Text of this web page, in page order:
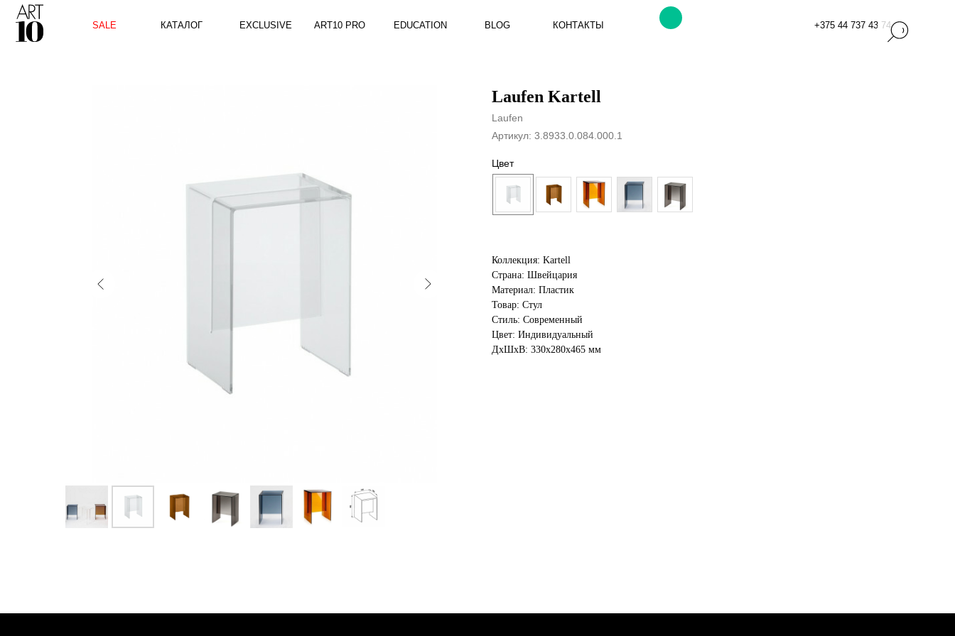
SALE EXCLUSIVE ART10 PRO EDUCATION
КАТАЛОГ BLOG КОНТАКТЫ
Laufen Kartell
Laufen
Артикул: 3.8933.0.084.000.1
Цвет
Коллекция: Kartell
Страна: Швейцария
Материал: Пластик
Товар: Стул
Стиль: Современный
Цвет: Индивидуальный
ДxШxВ: 330x280x465 мм